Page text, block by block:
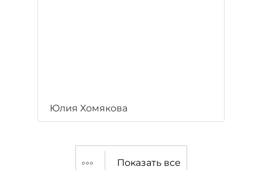
Юлия Хомякова
Показать все